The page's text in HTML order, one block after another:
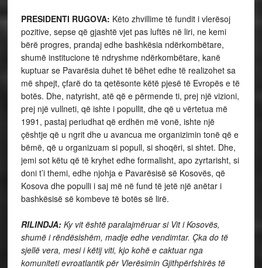
PRESIDENTI RUGOVA: Këto zhvillime të fundit i vlerësoj
pozitive, sepse që gjashtë vjet pas luftës në liri, ne kemi
bërë progres, prandaj edhe bashkësia ndërkombëtare,
shumë institucione të ndryshme ndërkombëtare, kanë
kuptuar se Pavarësia duhet të bëhet edhe të realizohet sa
më shpejt, çfarë do ta qetësonte këtë pjesë të Evropës e të
botës. Dhe, natyrisht, atë që e përmende ti, prej një vizioni,
prej një vullneti, që ishte i popullit, dhe që u vërtetua më
1991, pastaj periudhat që erdhën më vonë, ishte një
çështje që u ngrit dhe u avancua me organizimin tonë që e
bëmë, që u organizuam si popull, si shoqëri, si shtet. Dhe,
jemi sot këtu që të kryhet edhe formalisht, apo zyrtarisht, si
doni t’i themi, edhe njohja e Pavarësisë së Kosovës, që
Kosova dhe populli i saj më në fund të jetë një anëtar i
bashkësisë së kombeve të botës së lirë.
RILINDJA:Ky vit është paralajmëruar si Vit i Kosovës,
shumë i rëndësishëm, madje edhe vendimtar. Çka do të
sjellë vera, mesi i këtij viti, kjo kohë e caktuar nga
komuniteti evroatlantik për Vlerësimin Gjithpërfshirës të